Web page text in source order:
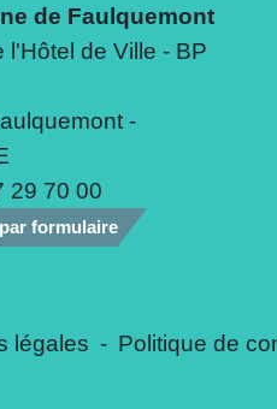
de Faulquemont
l'Hôtel de Ville - BP
-
29 70 00
formulaire
légales - Politique de